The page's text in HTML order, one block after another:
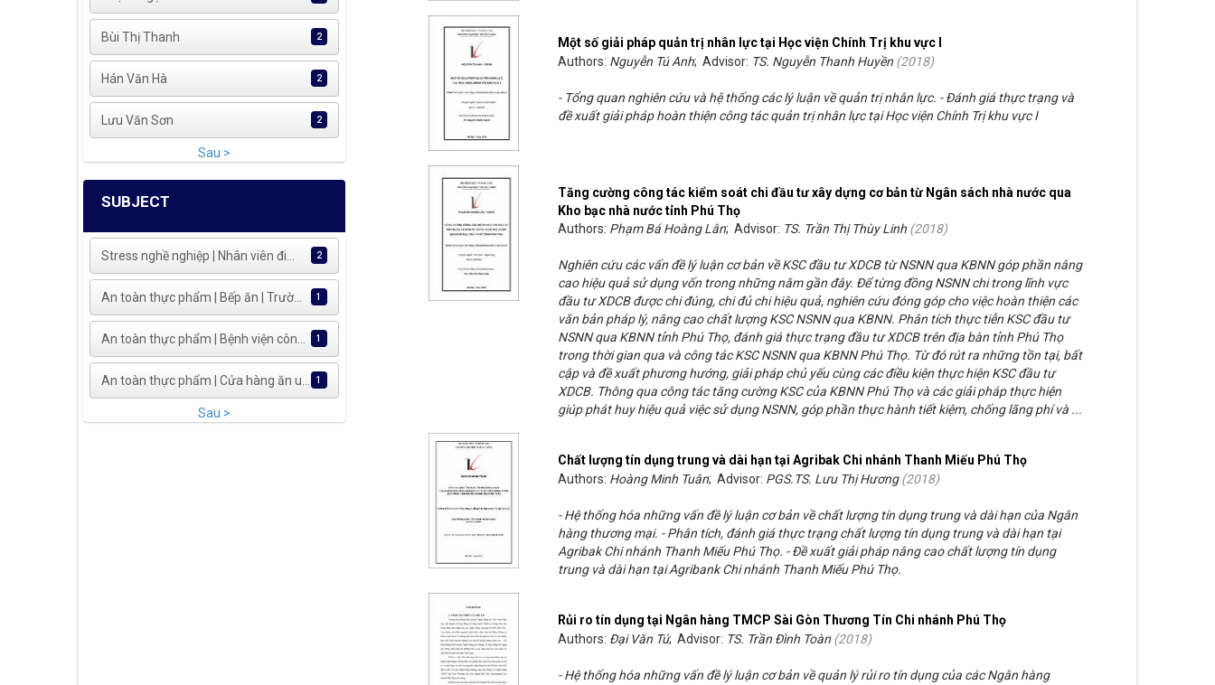
Bùi Thị Thanh 2
Hán Văn Hà 2
Lưu Văn Sơn 2
Sau >
SUBJECT
Stress nghề nghiệp | Nhân viên đi... 2
An toàn thực phẩm | Bếp ăn | Trườ... 1
An toàn thực phẩm | Bệnh viện côn... 1
An toàn thực phẩm | Cửa hàng ăn u... 1
Sau >
Một số giải pháp quản trị nhân lực tại Học viện Chính Trị khu vực I
Authors: Nguyễn Tú Anh; Advisor: TS. Nguyễn Thanh Huyền (2018)
- Tổng quan nghiên cứu và hệ thống các lý luận về quản trị nhân lực. - Đánh giá thực trạng và
đề xuất giải pháp hoàn thiện công tác quản trị nhân lực tại Học viện Chính Trị khu vực I
Tăng cường công tác kiểm soát chi đầu tư xây dựng cơ bản từ Ngân sách nhà nước qua
Kho bạc nhà nước tỉnh Phú Thọ
Authors: Phạm Bá Hoàng Lân; Advisor: TS. Trần Thị Thùy Linh (2018)
Nghiên cứu các vấn đề lý luận cơ bản về KSC đầu tư XDCB từ NSNN qua KBNN góp phần nâng
cao hiệu quả sử dụng vốn trong những năm gần đây. Để từng đồng NSNN chi trong lĩnh vực
đầu tư XDCB được chi đúng, chi đủ chi hiệu quả, nghiên cứu đóng góp cho việc hoàn thiện các
văn bản pháp lý, nâng cao chất lượng KSC NSNN qua KBNN. Phân tích thực tiễn KSC đầu tư
NSNN qua KBNN tỉnh Phú Thọ, đánh giá thực trạng đầu tư XDCB trên địa bàn tỉnh Phú Thọ
trong thời gian qua và công tác KSC NSNN qua KBNN Phú Thọ. Từ đó rút ra những tồn tại, bất
cập và đề xuất phương hướng, giải pháp chủ yếu cùng các điều kiện thực hiện KSC đầu tư
XDCB. Thông qua công tác tăng cường KSC của KBNN Phú Thọ và các giải pháp thực hiện
giúp phát huy hiệu quả việc sử dụng NSNN, góp phần thực hành tiết kiệm, chống lãng phí và ...
Chất lượng tín dụng trung và dài hạn tại Agribak Chi nhánh Thanh Miếu Phú Thọ
Authors: Hoàng Minh Tuân; Advisor: PGS.TS. Lưu Thị Hương(2018)
- Hệ thống hóa những vấn đề lý luận cơ bản về chất lượng tín dụng trung và dài hạn của Ngân
hàng thương mại. - Phân tích, đánh giá thực trạng chất lượng tín dụng trung và dài hạn tại
Agribak Chi nhánh Thanh Miếu Phú Thọ. - Đề xuất giải pháp nâng cao chất lượng tín dụng
trung và dài hạn tại Agribank Chi nhánh Thanh Miếu Phú Thọ.
Rủi ro tín dụng tại Ngân hàng TMCP Sài Gòn Thương Tín Chi nhánh Phú Thọ
Authors: Đại Văn Tú; Advisor: TS. Trần Đình Toàn (2018)
- Hệ thống hóa những vấn đề lý luận cơ bản về quản lý rủi ro tín dụng của các Ngân hàng